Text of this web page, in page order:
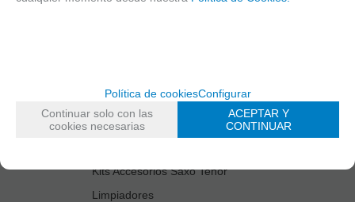
Cañas
Estuches Guardacañas
Estuches Instrumento
Kits Accesorios Saxo Tenor
Limpiadores
Política de cookiesConfigurar
Continuar solo con las
cookies necesarias
ACEPTAR Y
CONTINUAR